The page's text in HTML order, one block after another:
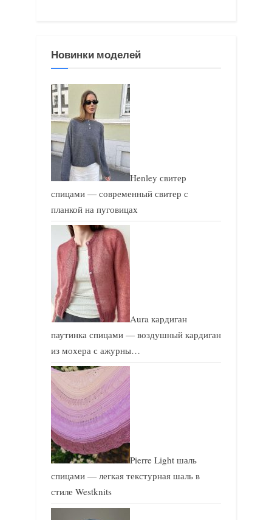
с
:
Новинки моделей
Henley свитер
спицами — современный свитер с
планкой на пуговицах
Aura кардиган
паутинка спицами — воздушный кардиган
из мохера с ажурны…
Pierre Light шаль
спицами — легкая текстурная шаль в
стиле Westknits